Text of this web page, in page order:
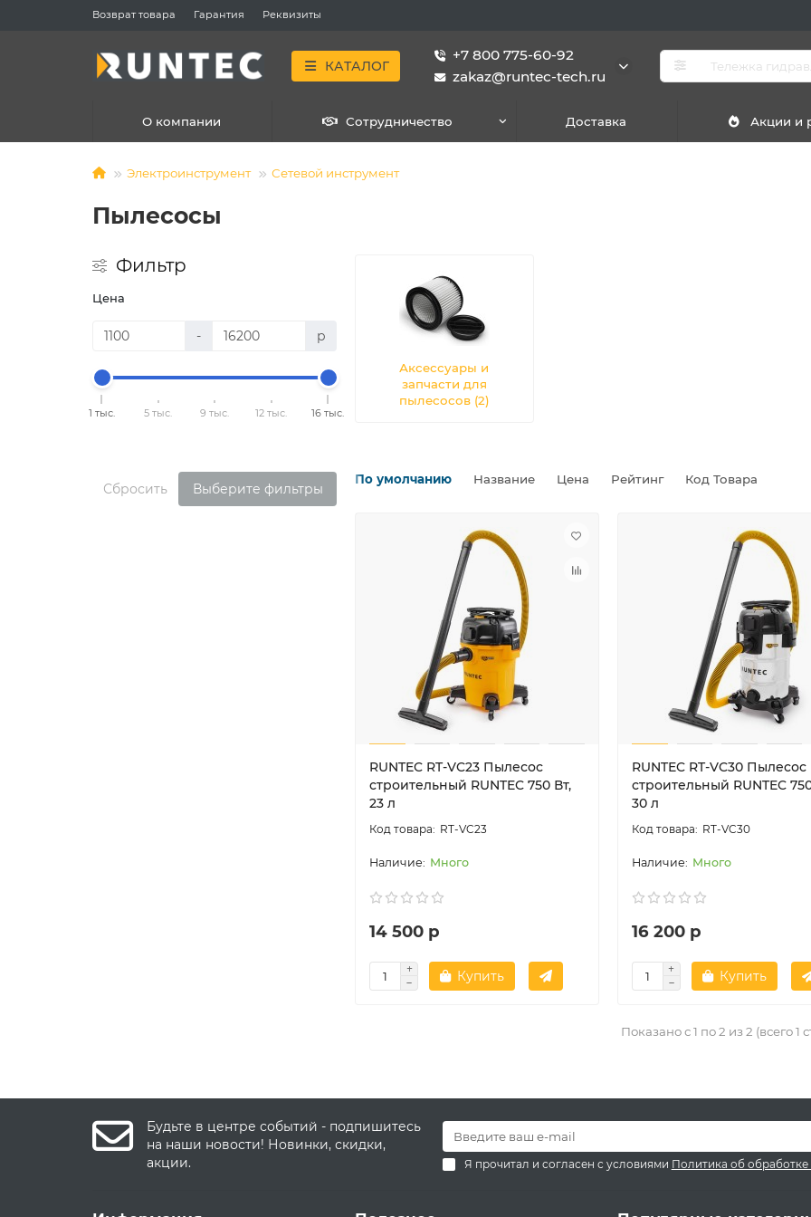
Возврат товара Гарантия Реквизиты
КАТАЛОГ
+7 800 775-60-92
zakaz@runtec-tech.ru
О компании Сотрудничество Доставка Акции и
Электроинструмент Сетевой инструмент
Пылесосы
Фильтр
Цена
- р
1 тыс. 5 тыс. 9 тыс. 12 тыс. 16 тыс.
Сбросить Выберите фильтры
Аксессуары и
запчасти для
пылесосов (2)
По умолчанию Название Цена Рейтинг Код Товара
RUNTEC RT-VC23 Пылесос
строительный RUNTEC 750 Вт,
23 л
RT-VC23
Много
14 500 р
Купить
RUNTEC RT-VC30 Пылесос
строительный RUNTEC
30 л
RT-VC30
Много
16 200 р
Купить
Показано с 1 по 2 из 2 (всего 1
Будьте в центре событий - подпишитесь
на наши новости! Новинки, скидки,
акции.
Я прочитал и согласен с условиями Политика об